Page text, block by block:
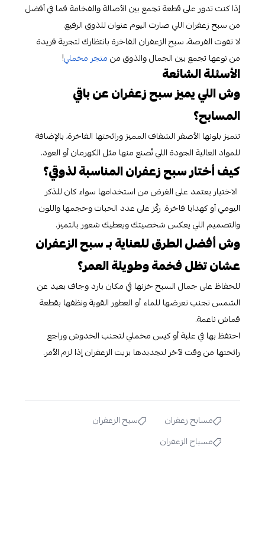
إذا كنت تدور على قطعة تجمع بين الأصالة والفخامة فما في أفضل
من سبح زعفران اللي صارت اليوم عنوان للذوق الرفيع.
لا تفوت الفرصة، سبح الزعفران الفاخرة بانتظارك لتجربة فريدة
من نوعها تجمع بين الجمال والذوق منمتجر مخملي!
الأسئلة الشائعة
وش اللي يميز سبح زعفران عن باقي
المسابح؟
تتميز بلونها الأصفر الشفاف المميز ورائحتها الفاخرة، بالإضافة
للمواد العالية الجودة اللي تُصنع منها مثل الكهرمان أو العود.
كيف أختار سبح زعفران المناسبة لذوقي؟
الاختيار يعتمد على الغرض من استخدامها سواء كان للذكر
اليومي أو كهدايا فاخرة. ركّز على عدد الحبات وحجمها واللون
والتصميم اللي يعكس شخصيتك ويعطيك شعور بالتميز.
وش أفضل الطرق للعناية بـ سبح الزعفران
عشان تظل فخمة وطويلة العمر؟
للحفاظ على جمال السبح خزنها في مكان بارد وجاف بعيد عن
الشمس تجنب تعرضها للماء أو العطور القوية ونظفها بقطعة
قماش ناعمة.
احتفظ بها في علبة أو كيس مخملي لتجنب الخدوش وراجع
رائحتها من وقت لآخر لتجديدها بزيت الزعفران إذا لزم الأمر.
مسابح زعفران
سبح الزعفران
مسباح الزعفران